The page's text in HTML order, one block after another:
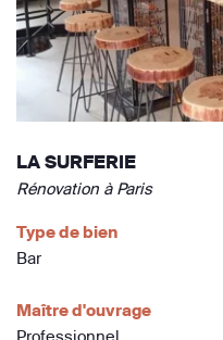
LA SURFERIE
Rénovation à Paris
Type de bien
Bar
Maître d'ouvrage
Professionnel